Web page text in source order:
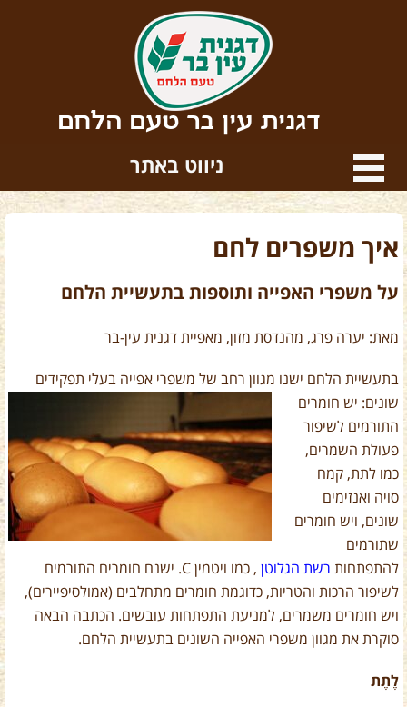
דגנית עין בר טעם הלחם
ניווט באתר
איך משפרים לחם
על משפרי האפייה ותוספות בתעשיית הלחם
מאת: יערה פרג, מהנדסת מזון, מאפיית דגנית עין-בר
בתעשיית הלחם ישנו מגוון רחב של משפרי אפייה בעלי תפקידים
שונים: יש חומרים
התורמים לשיפור
פעולת השמרים,
כמו לתת, קמח
סויה ואנזימים
שונים, ויש חומרים
שתורמים
להתפתחות רשת הגלוטן, כמו ויטמין C. ישנם חומרים התורמים
לשיפור הרכות והטריות, כדוגמת חומרים מתחלבים (אמולסיפיירים),
ויש חומרים משמרים, למניעת התפתחות עובשים. הכתבה הבאה
סוקרת את מגוון משפרי האפייה השונים בתעשיית הלחם.
לֶתֶת